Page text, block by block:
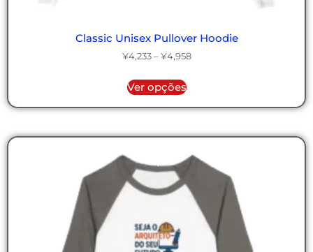
Classic Unisex Pullover Hoodie
¥4,233 – ¥4,958
Ver opções